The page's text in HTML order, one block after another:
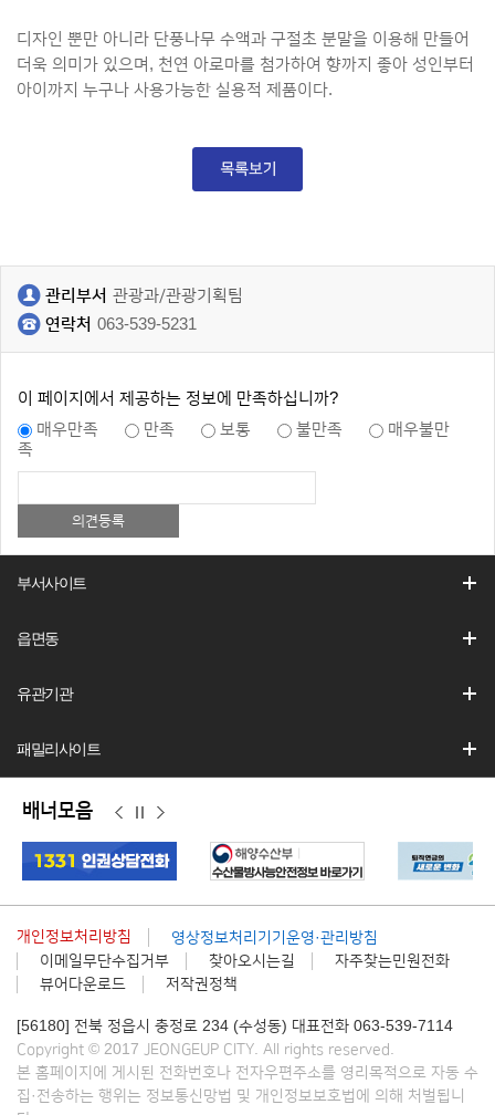
디자인 뿐만 아니라 단풍나무 수액과 구절초 분말을 이용해 만들어
더욱 의미가 있으며, 천연 아로마를 첨가하여 향까지 좋아 성인부터
아이까지 누구나 사용가능한 실용적 제품이다.
관리부서 관광과/관광기획팀
연락처 063-539-5231
이 페이지에서 제공하는 정보에 만족하십니까?
매우만족
만족 보통 불만족
매우불만
족
부서사이트
읍면동
유관기관
패밀리사이트
배너모음
이
전
정
지
다
음
개인정보처리방침
영상정보처리기기운영·관리방침
이메일무단수집거부
찾아오시는길
자주찾는민원전화
뷰어다운로드
저작권정책
[56180] 전북 정읍시 충정로 234 (수성동) 대표전화 063-539-7114
Copyright © 2017 JEONGEUP CITY. All rights reserved.
본 홈페이지에 게시된 전화번호나 전자우편주소를 영리목적으로 자동 수
집·전송하는 행위는 정보통신망법 및 개인정보보호법에 의해 처벌됩니